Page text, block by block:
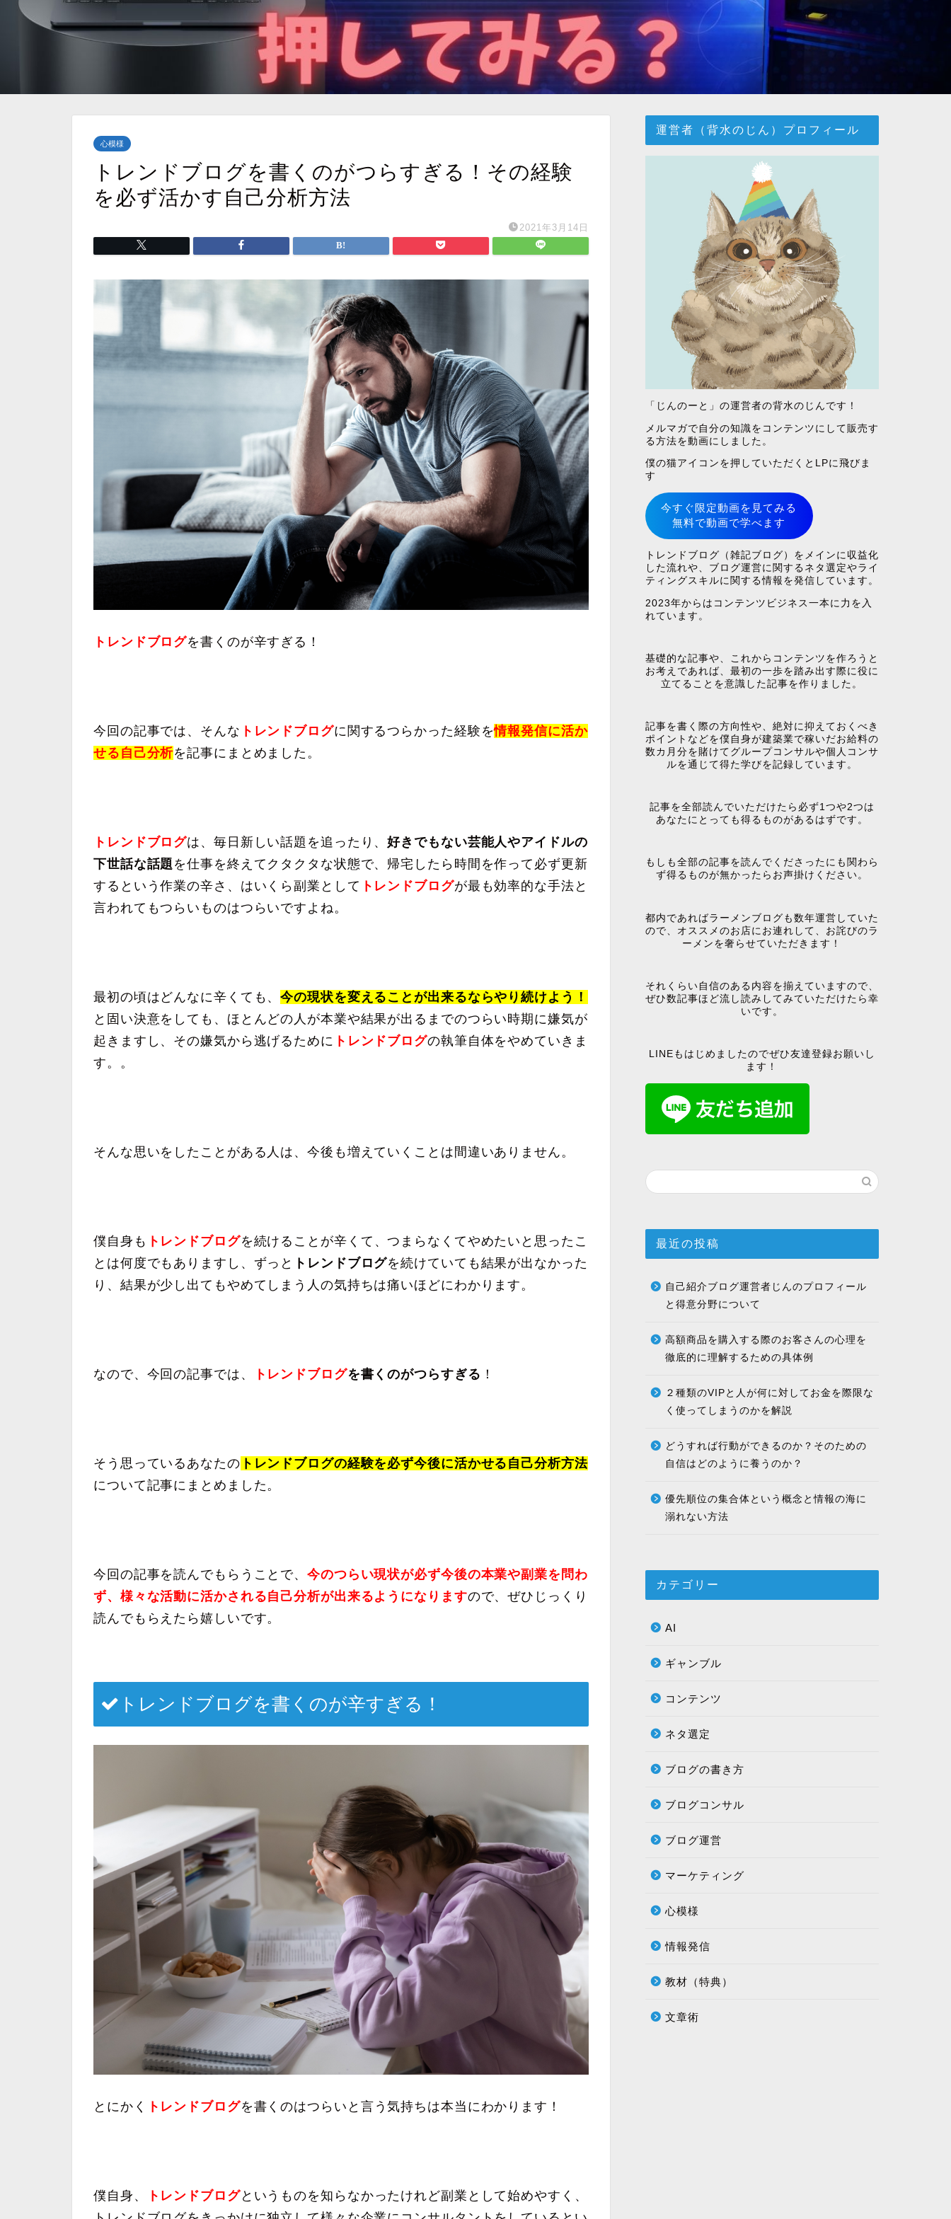
心模様
トレンドブログを書くのがつらすぎる！その経験
を必ず活かす自己分析方法
2021年3月14日
トレンドブログを書くのが辛すぎる！
今回の記事では、そんな トレンドブログに関するつらかった経験を情報発信に活か
せる自己分析を記事にまとめました。
トレンドブログは、毎日新しい話題を追ったり、好きでもない芸能人やアイドルの
下世話な話題 を仕事を終えてクタクタな状態で、帰宅したら時間を作って必ず更新
するという作業の辛さ、はいくら副業として トレンドブログが最も効率的な手法と
言われてもつらいものはつらいですよね。
最初の頃はどんなに辛くても、今の現状を変えることが出来るならやり続けよう！
と固い決意をしても、ほとんどの人が本業や結果が出るまでのつらい時期に嫌気が
起きますし、その嫌気から逃げるために トレンドブログの執筆自体をやめていきま
す。。
そんな思いをしたことがある人は、今後も増えていくことは間違いありません。
僕自身も トレンドブログを続けることが辛くて、つまらなくてやめたいと思ったこ
とは何度でもありますし、ずっと
トレンドブログを続けていても結果が出なかった
り、結果が少し出てもやめてしまう人の気持ちは痛いほどにわかります。
なので、今回の記事では、 トレンドブログを書くのがつらすぎる ！
そう思っているあなたの トレンドブログの経験を必ず今後に活かせる自己分析方法
について記事にまとめました。
今回の記事を読んでもらうことで、今のつらい現状が必ず今後の本業や副業を問わ
ず、様々な活動に活かされる自己分析が出来るようになりますので、ぜひじっくり
読んでもらえたら嬉しいです。
トレンドブログを書くのが辛すぎる！
とにかく トレンドブログを書くのはつらいと言う気持ちは本当にわかります！
僕自身、 トレンドブログというものを知らなかったけれど副業として始めやすく、
運営者（背水のじん）プロフィール
「じんのーと」の運営者の背水のじんです！
メルマガで自分の知識をコンテンツにして販売す
る方法を動画にしました。
僕の猫アイコンを押していただくとLPに飛びま
す
今すぐ限定動画を見てみる
無料で動画で学べます
トレンドブログ（雑記ブログ）をメインに収益化
した流れや、ブログ運営に関するネタ選定やライ
ティングスキルに関する情報を発信しています。
2023年からはコンテンツビジネス一本に力を入
れています。
基礎的な記事や、これからコンテンツを作ろうと
お考えであれば、最初の一歩を踏み出す際に役に
立てることを意識した記事を作りました。
記事を書く際の方向性や、絶対に抑えておくべき
ポイントなどを僕自身が建築業で稼いだお給料の
数カ月分を賭けてグループコンサルや個人コンサ
ルを通じて得た学びを記録しています。
記事を全部読んでいただけたら必ず1つや2つは
あなたにとっても得るものがあるはずです。
もしも全部の記事を読んでくださったにも関わら
ず得るものが無かったらお声掛けください。
都内であればラーメンブログも数年運営していた
ので、オススメのお店にお連れして、お詫びのラ
ーメンを奢らせていただきます！
それくらい自信のある内容を揃えていますので、
ぜひ数記事ほど流し読みしてみていただけたら幸
いです。
LINEもはじめましたのでぜひ友達登録お願いし
ます！
最近の投稿
自己紹介ブログ運営者じんのプロフィール
と得意分野について
高額商品を購入する際のお客さんの心理を
徹底的に理解するための具体例
２種類のVIPと人が何に対してお金を際限な
く使ってしまうのかを解説
どうすれば行動ができるのか？そのための
自信はどのように養うのか？
優先順位の集合体という概念と情報の海に
溺れない方法
カテゴリー
AI
ギャンブル
コンテンツ
ネタ選定
ブログの書き方
ブログコンサル
ブログ運営
マーケティング
心模様
情報発信
教材（特典）
文章術